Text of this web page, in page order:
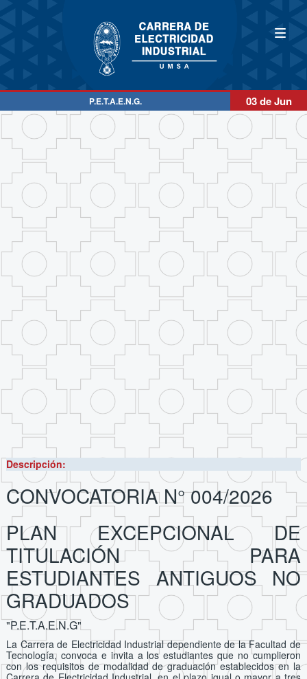
P.E.T.A.E.N.G. 03 de Jun
Descripción:
CONVOCATORIA N° 004/2026
PLAN EXCEPCIONAL DE
TITULACIÓN PARA
ESTUDIANTES ANTIGUOS NO
GRADUADOS
"P.E.T.A.E.N.G"
La Carrera de Electricidad Industrial dependiente de la Facultad de
Tecnología, convoca e invita a los estudiantes que no cumplieron
con los requisitos de modalidad de graduación establecidos en la